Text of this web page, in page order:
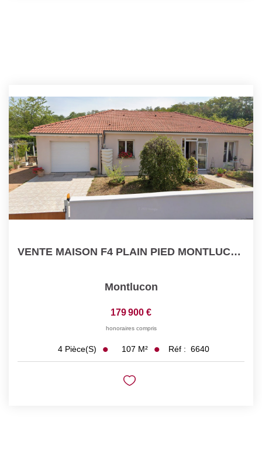
VENTE MAISON F4 PLAIN PIED MONTLUCON
Montlucon
179 900 €
honoraires compris
4 Pièce(s) 107 M² Réf : 6640